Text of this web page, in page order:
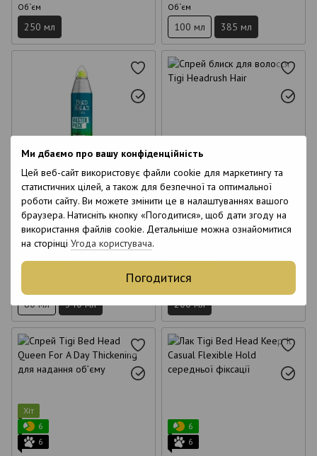
Ми дбаємо про вашу конфіденційність
Цей веб-сайт використовує файли cookie для маркетингу та
статистичних цілей, а також для безпечної та оптимальної
роботи сайту. Ви можете змінити це в налаштуваннях вашого
браузера. Натисніть кнопку «Погодитися», щоб дати згоду на
використання файлів cookie. Детальніше можна ознайомитися
на сторінці Угода користувача.
Погодитися
Об`єм
250 мл
Об`єм
100 мл 385 мл
Лак Tigi Bed Head Masterpiece
для блиску та фіксації 340 мл
1 039 грн
Купити
80 мл 340 мл
Headrush Hair 200 мл
1 039 грн
Об`єм
200 мл
Хіт
6
6
6
6